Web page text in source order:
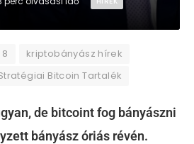
kriptobányász hírek
Bitcoin Tartalék
de bitcoint fog bányászni
bányász óriás révén.